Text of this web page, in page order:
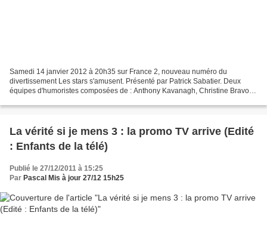
Samedi 14 janvier 2012 à 20h35 sur France 2, nouveau numéro du
divertissement Les stars s'amusent. Présenté par Patrick Sabatier. Deux
équipes d'humoristes composées de : Anthony Kavanagh, Christine Bravo,
La vérité si je mens 3 : la promo TV arrive (Edité
: Enfants de la télé)
Publié le 27/12/2011 à 15:25
Par Pascal Mis à jour 27/12 15h25